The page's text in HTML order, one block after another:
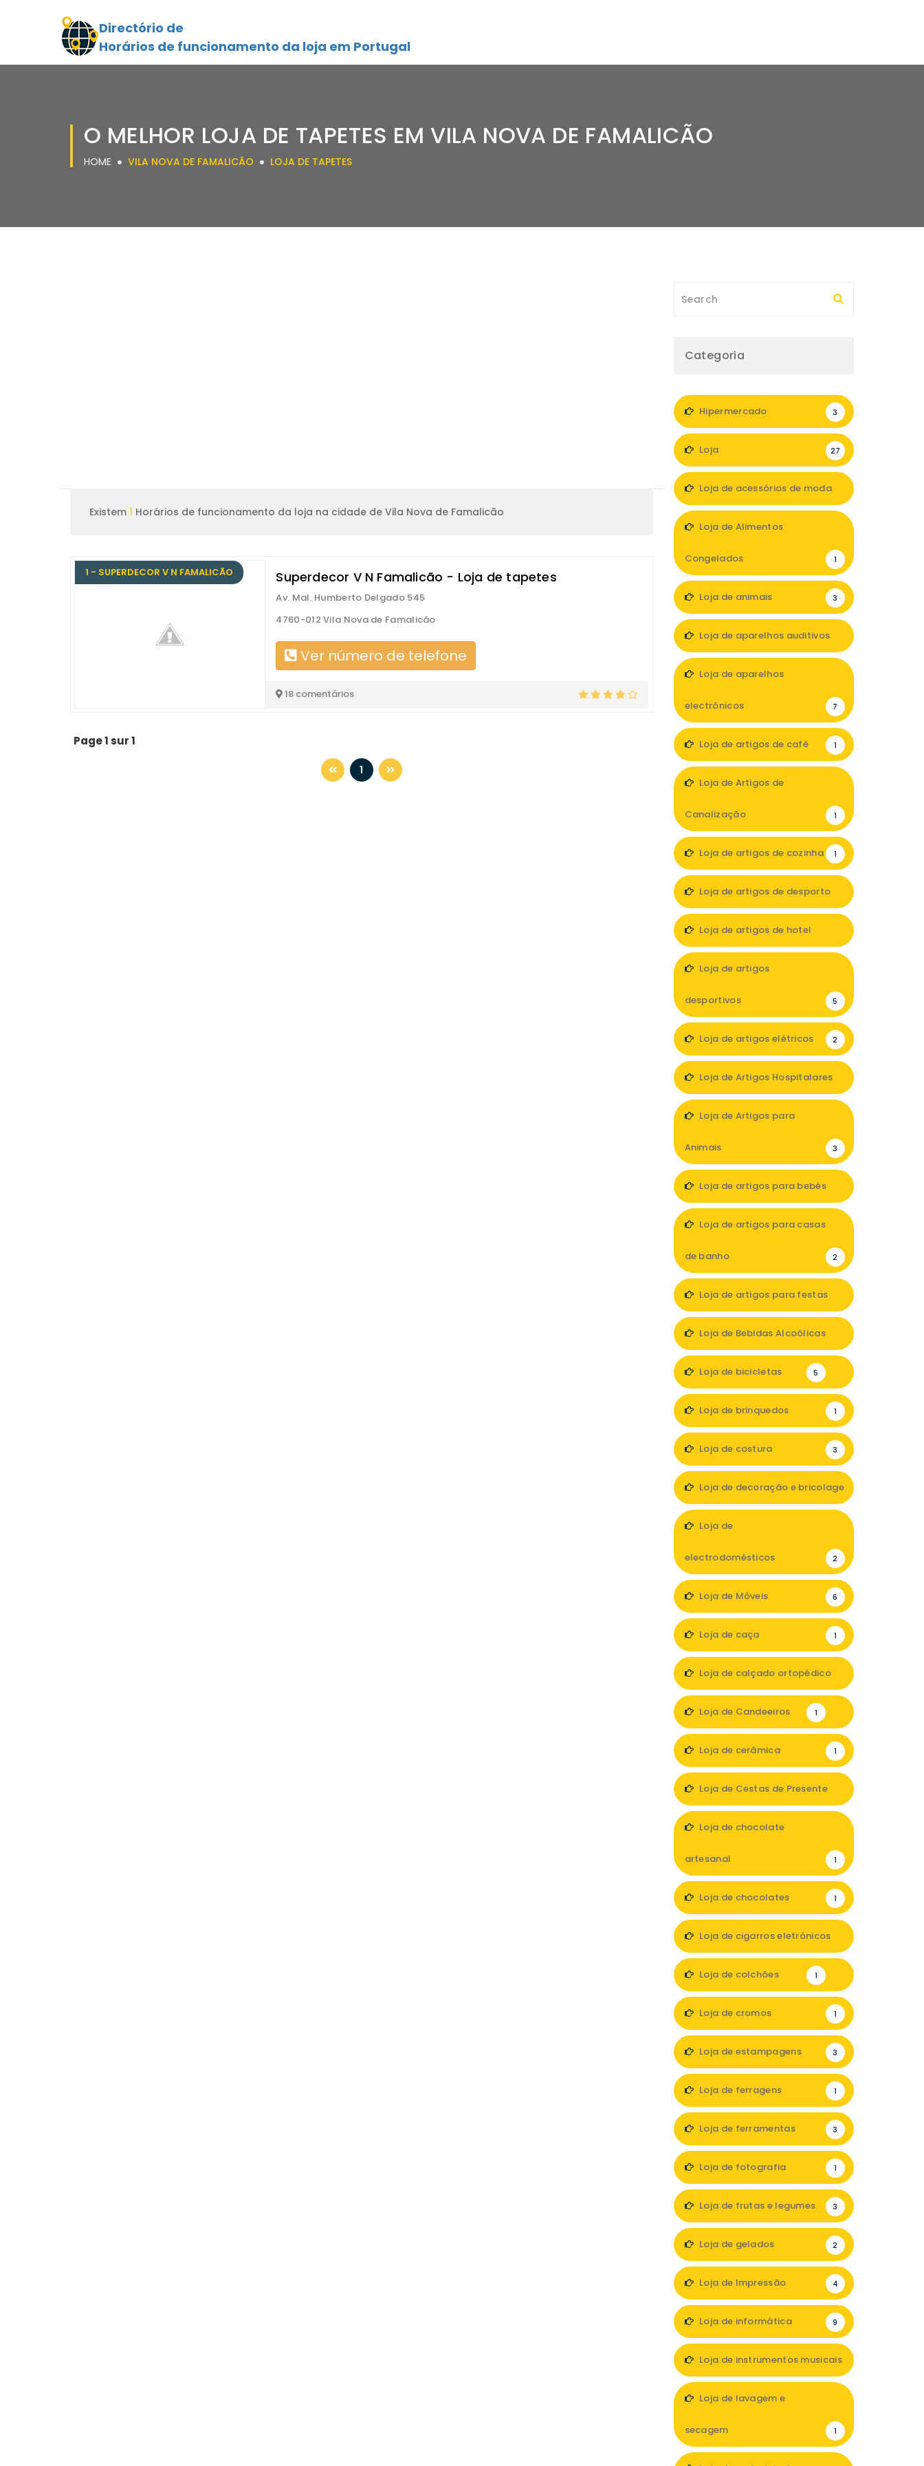
Directório de
Horários de funcionamento da loja em Portugal
O MELHOR LOJA DE TAPETES EM VILA NOVA DE FAMALICÃO
HOME VILA NOVA DE FAMALICÃO LOJA DE TAPETES
Existem 1 Horários de funcionamento da loja na cidade de Vila Nova de Famalicão
1 - SUPERDECOR V N FAMALICÃO Superdecor V N Famalicão - Loja de tapetes
Av. Mal. Humberto Delgado 545
4760-012 Vila Nova de Famalicão
Ver número de telefone
18 comentários
Page 1 sur 1
1
Categoria
Hipermercado 3
Loja 27
Loja de acessórios de moda
Loja de Alimentos
Congelados 1
Loja de animais 3
Loja de aparelhos auditivos
Loja de aparelhos
electrónicos 7
Loja de artigos de café 1
Loja de Artigos de
Canalização 1
Loja de artigos de cozinha 1
Loja de artigos de desporto
Loja de artigos de hotel
Loja de artigos
desportivos 5
Loja de artigos elétricos 2
Loja de Artigos Hospitalares
Loja de Artigos para
Animais 3
Loja de artigos para bebés
Loja de artigos para casas
de banho 2
Loja de artigos para festas
Loja de Bebidas Alcoólicas
Loja de bicicletas 5
Loja de brinquedos 1
Loja de costura 3
Loja de decoração e bricolage
Loja de
electrodomésticos 2
Loja de Móveis 6
Loja de caça 1
Loja de calçado ortopédico
Loja de Candeeiros 1
Loja de cerâmica 1
Loja de Cestas de Presente
Loja de chocolate
artesanal 1
Loja de chocolates 1
Loja de cigarros eletrónicos
Loja de colchões 1
Loja de cromos 1
Loja de estampagens 3
Loja de ferragens 1
Loja de ferramentas 3
Loja de fotografia 1
Loja de frutas e legumes 3
Loja de gelados 2
Loja de Impressão 4
Loja de informática 9
Loja de instrumentos musicais
Loja de lavagem e
secagem 1